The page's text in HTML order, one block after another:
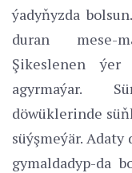
ýadyňyzda
duran mese-
Şikeslenen ýer
agyrmaýar.
döwüklerinde
süýşmeýär.
gymaldadyp-da